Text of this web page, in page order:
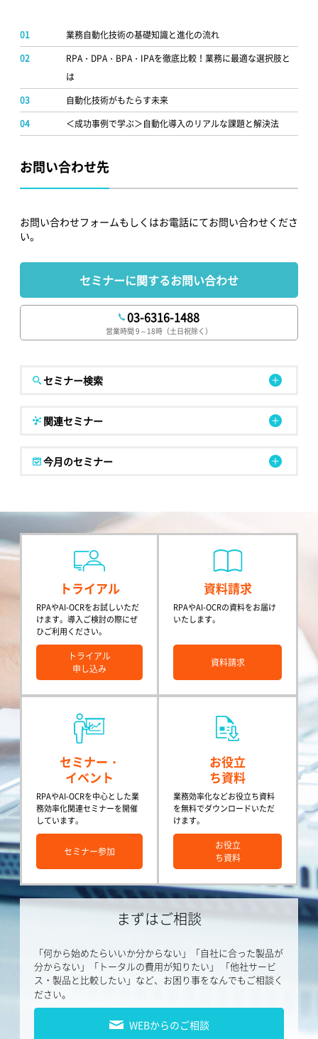
01
業務自動化技術の基礎知識と進化の流れ
02
RPA・DPA・BPA・IPAを徹底比較！業務に最適な選択肢と
は
03
自動化技術がもたらす未来
04
＜成功事例で学ぶ＞自動化導入のリアルな課題と解決法
お問い合わせ先
お問い合わせフォームもしくはお電話にてお問い合わせくださ
い。
セミナーに関するお問い合わせ
03-6316-1488
営業時間 9～18時（土日祝除く）
セミナー検索
関連セミナー
今月のセミナー
トライアル
RPAやAI-OCRをお試しいただ
けます。導入ご検討の際にぜ
ひご利用ください。
トライアル
申し込み
資料請求
RPAやAI-OCRの資料をお届け
いたします。
資料請求
セミナー・
イベント
RPAやAI-OCRを中心とした業
務効率化関連セミナーを開催
しています。
セミナー参加
お役立
ち資料
業務効率化などお役立ち資料
を無料でダウンロードいただ
けます。
お役立
ち資料
まずはご相談
「何から始めたらいいか分からない」「自社に合った製品が
分からない」「トータルの費用が知りたい」
「他社サービ
ス・製品と比較したい」など、お困り事をなんでもご相談く
ださい。
WEBからのご相談